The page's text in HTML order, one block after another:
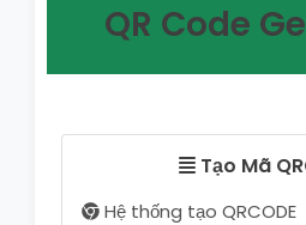
QR Code
Tạo Mã
Hệ thống tạo QRCODE